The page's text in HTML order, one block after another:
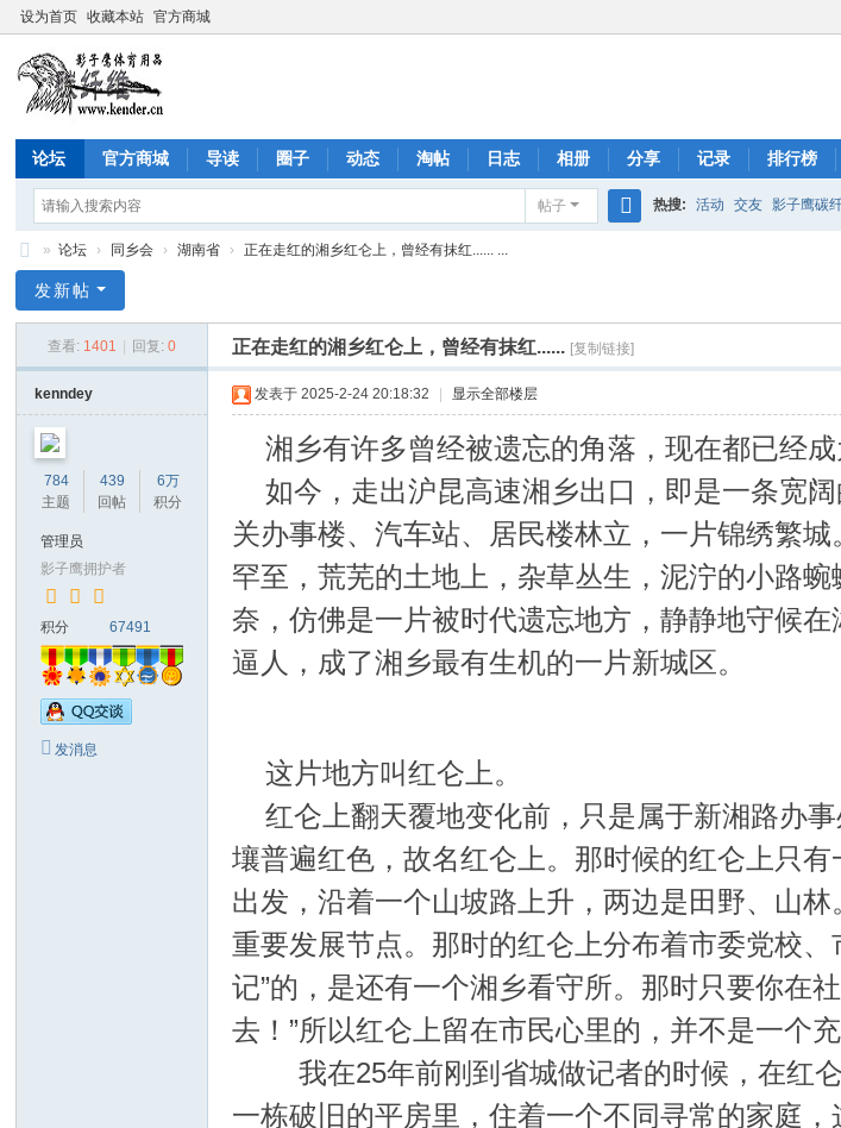
设为首页 收藏本站 官方商城
论坛 官方商城 导读 圈子 动态 淘帖 日志 相册 分享 记录 排行榜
帖子 热搜: 活动 交友 影子鹰碳
子
社
区
(C
» 论坛 › 同乡会 › 湖南省 › 正在走红的湘乡红仑上，曾经有抹红...... ...
发新帖
查看: 1401 回复: 0 正在走红的湘乡红仑上，曾经有抹红...... [复制链接]
kenndey
784
主题
439
回帖
6万
积分
管理员
影子鹰拥护者
积分 67491
发消息
发表于 2025-2-24 20:18:32 显示全部楼层
湘乡有许多曾经被遗忘的角落，现在都已经成
如今，走出沪昆高速湘乡出口，即是一条宽
关办事楼、汽车站、居民楼林立，一片锦绣繁
罕至，荒芜的土地上，杂草丛生，泥泞的小路
奈，仿佛是一片被时代遗忘地方，静静地守候
逼人，成了湘乡最有生机的一片新城区。
这片地方叫红仑上。
红仑上翻天覆地变化前，只是属于新湘路办
壤普遍红色，故名红仑上。那时候的红仑上只
出发，沿着一个山坡路上升，两边是田野、山
重要发展节点。那时的红仑上分布着市委党校
记”的，是还有一个湘乡看守所。那时只要你在
去！”所以红仑上留在市民心里的，并不是一个
我在25年前刚到省城做记者的时候，在红
一栋破旧的平房里，住着一个不同寻常的家庭